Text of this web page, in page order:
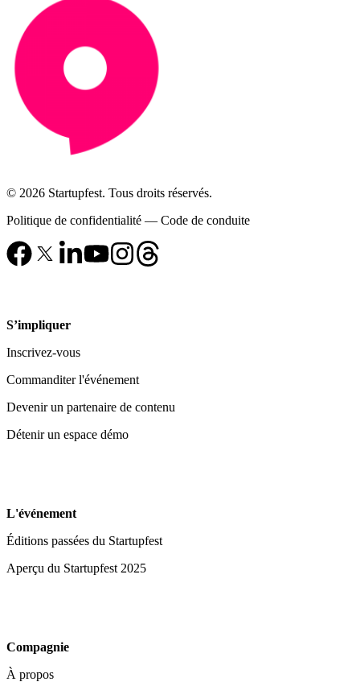
© 2026 Startupfest. Tous droits réservés.
Politique de confidentialité — Code de conduite
S’impliquer
Inscrivez-vous
Commanditer l'événement
Devenir un partenaire de contenu
Détenir un espace démo
L'événement
Éditions passées du Startupfest
Aperçu du Startupfest 2025
Compagnie
À propos